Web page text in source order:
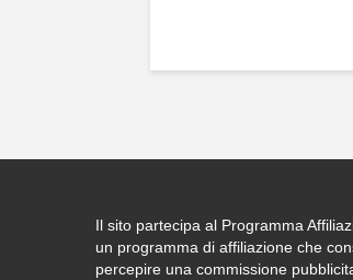
Il sito partecipa al Programma
un programma di affiliazione che
percepire una commissione